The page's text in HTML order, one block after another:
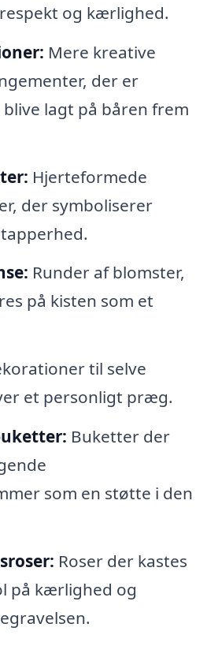
og kærlighed.
Mere kreative
der er
lagt på båren frem
Hjerteformede
der symboliserer
Runder af blomster,
på kisten som et
til selve
et personligt præg.
Buketter der
som en støtte i den
Roser der kastes
på kærlighed og